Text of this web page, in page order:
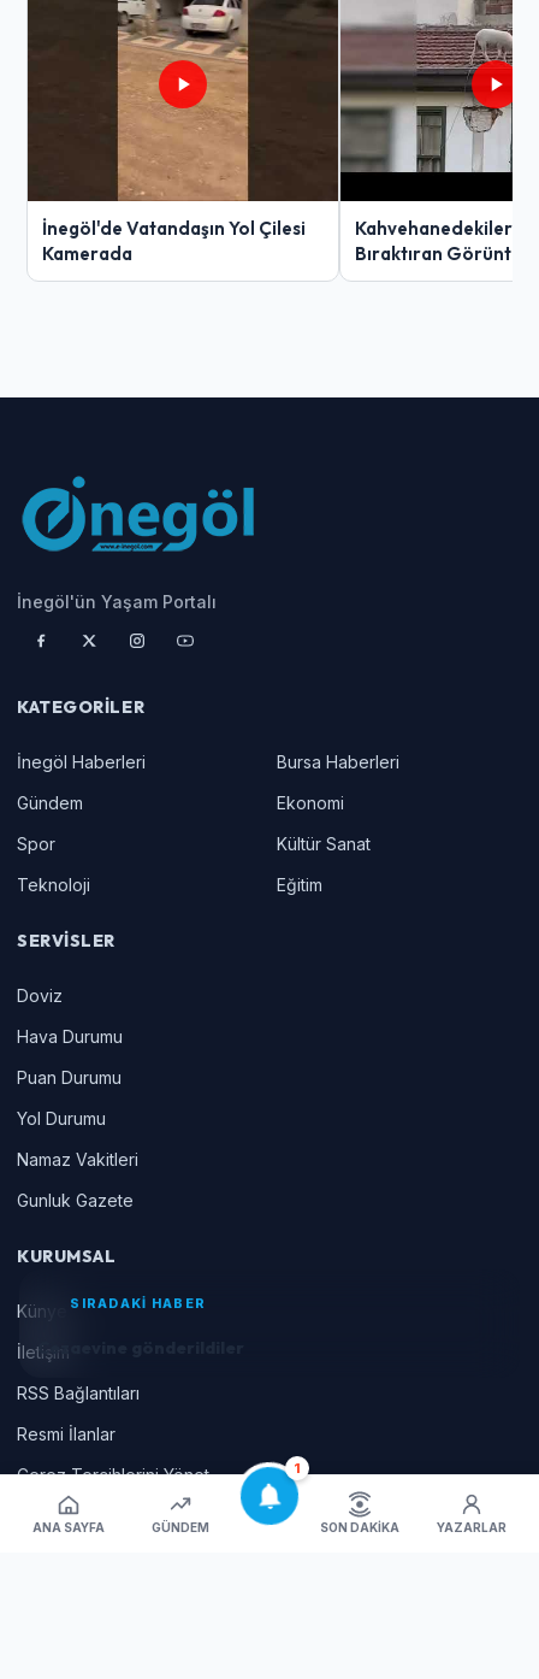
ANA SAYFA GÜNDEM
1
SON DAKIKA YAZARLAR
İnegöl'de Vatandaşın Yol Çilesi
Kamerada
Kahvehanedekiler
Bıraktıran Görüntü!
İnegöl'ün Yaşam Portalı
KATEGORILER
İnegöl Haberleri
Bursa Haberleri
Gündem
Ekonomi
Spor
Kültür Sanat
Teknoloji
Eğitim
SERVISLER
Doviz
Hava Durumu
Puan Durumu
Yol Durumu
Namaz Vakitleri
Gunluk Gazete
KURUMSAL
Künye
İletişim
RSS Bağlantıları
Resmi İlanlar
Çerez Tercihlerini Yönet
SIRADAKİ HABER
Cezaevine gönderildiler